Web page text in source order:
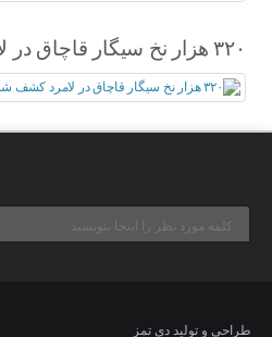
۳۲۰ هزار نخ سیگار قاچاق در لامرد کشف شد
طراحی و تولیددی تمز